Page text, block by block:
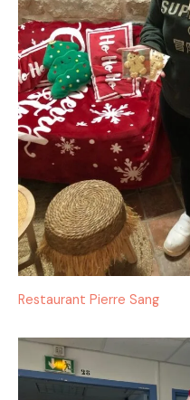
Restaurant Pierre Sang